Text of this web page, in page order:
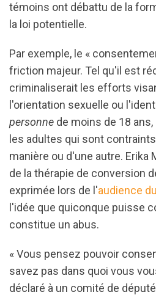
témoins ont débattu de la
la loi potentielle.
Par exemple, le «
friction majeur. Tel qu'il est
criminaliserait les efforts
l'orientation sexuelle ou
personne de moins de 18
les adultes qui sont
manière ou d'une autre. Erika
de la thérapie de conversion
exprimée lors de l'audience
l'idée que quiconque puisse
constitue un abus.
« Vous pensez pouvoir
savez pas dans quoi vous
déclaré à un comité de